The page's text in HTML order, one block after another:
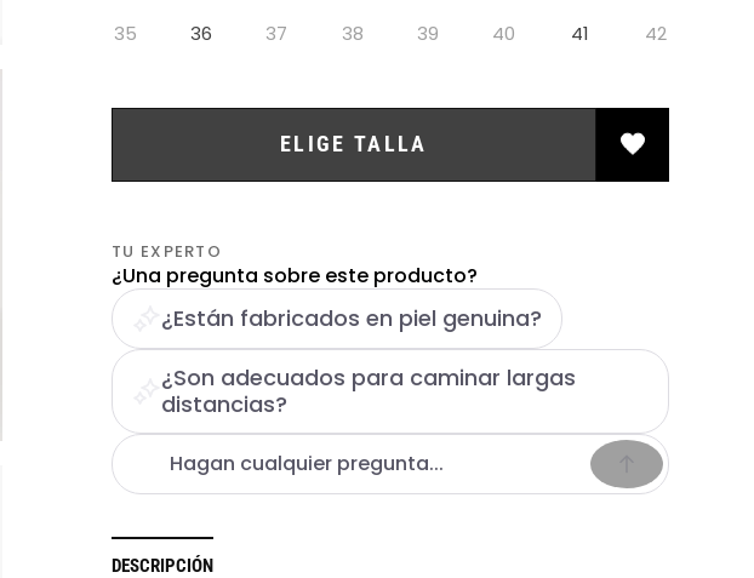
35 36 37 38 39 40 41 42
ELIGE TALLA
TU EXPERTO
¿Una pregunta sobre este producto?
¿Están fabricados en piel genuina?
¿Son adecuados para caminar largas
distancias?
DESCRIPCIÓN